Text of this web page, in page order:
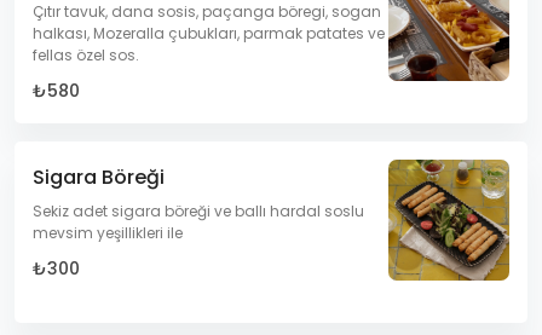
Çıtır tavuk, dana sosis, paçanga böregi, sogan
halkası, Mozeralla çubukları, parmak patates ve
fellas özel sos.
₺580
Sigara Böreği
Sekiz adet sigara böreği ve ballı hardal soslu
mevsim yeşillikleri ile
₺300